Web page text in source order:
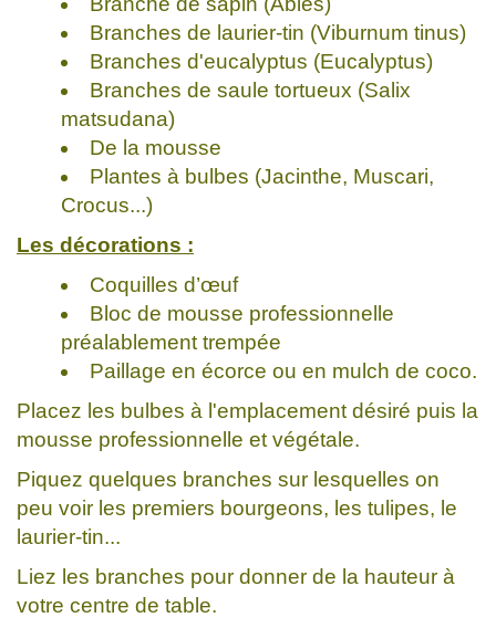
Branches de laurier-tin (Viburnum tinus)
Branches d'eucalyptus (Eucalyptus)
Branches de saule tortueux (Salix
matsudana)
De la mousse
Plantes à bulbes (Jacinthe, Muscari,
Crocus...)
Les décorations :
Coquilles d’œuf
Bloc de mousse professionnelle
préalablement trempée
Paillage en écorce ou en mulch de coco.
Placez les bulbes à l'emplacement désiré puis la
mousse professionnelle et végétale.
Piquez quelques branches sur lesquelles on
peu voir les premiers bourgeons, les tulipes, le
laurier-tin...
Liez les branches pour donner de la hauteur à
votre centre de table.